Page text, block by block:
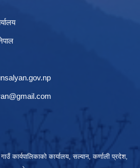
कार्यपालिकाकाे कार्यालय, सल्यान, कर्णाली प्रदेश,